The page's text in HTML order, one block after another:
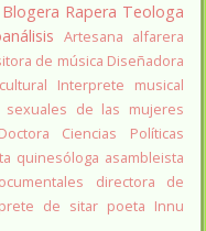
Blogera Rapera Teologa
Artesana alfarera
de música Diseñadora
Interprete musical
de las mujeres
Doctora Ciencias Políticas
quinesóloga asambleista
directora de
de sitar poeta Innu